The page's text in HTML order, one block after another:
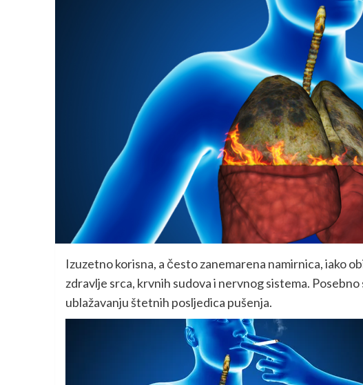
Izuzetno korisna, a često zanemarena namirnica, iako
zdravlje srca, krvnih sudova i nervnog sistema.
ublažavanju štetnih posljedica pušenja.